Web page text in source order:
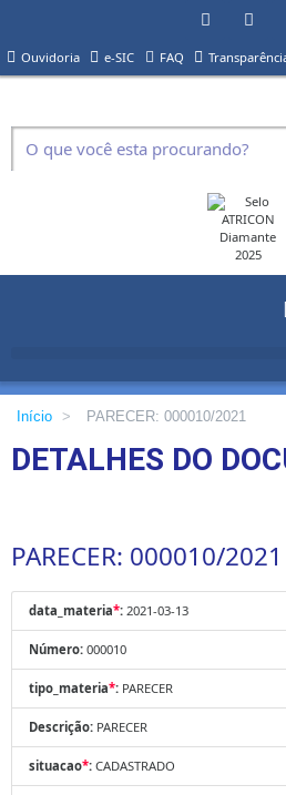
Ouvidoria e-SIC FAQ
Início > PARECER: 000010/2021
DETALHES DO
PARECER: 000010/2021
data_materia*: 2021-03-13
Número: 000010
tipo_materia*: PARECER
Descrição: PARECER
situacao*: CADASTRADO